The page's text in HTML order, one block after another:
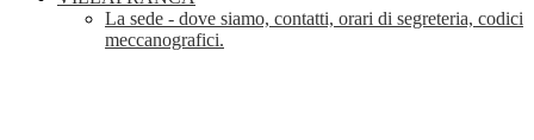
La sede - dove siamo, contatti, orari di segreteria, codici
meccanografici.